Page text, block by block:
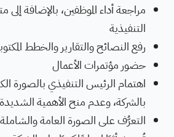
مراجعة أداء الموظفين، بالإضافة إلى
التنفيذية
رفع النصائح والتقارير والخطط
حضور مؤتمرات الأعمال
اهتمام الرئيس التنفيذي بالصورة
بالشركة، وعدم منح الأهمية
التعرُّف على الصورة العامة